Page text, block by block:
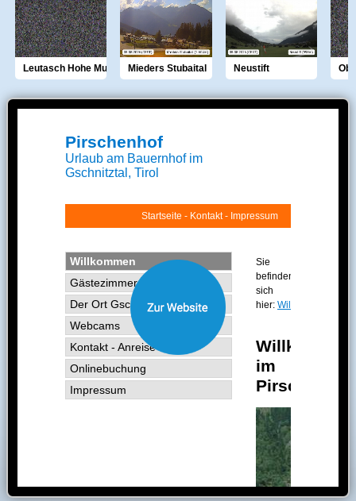
Leutasch Hohe Munde Mieders Stubaital Neustift